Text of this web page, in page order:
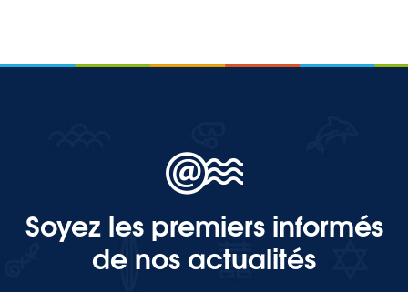
Soyez les premiers informés
de nos actualités